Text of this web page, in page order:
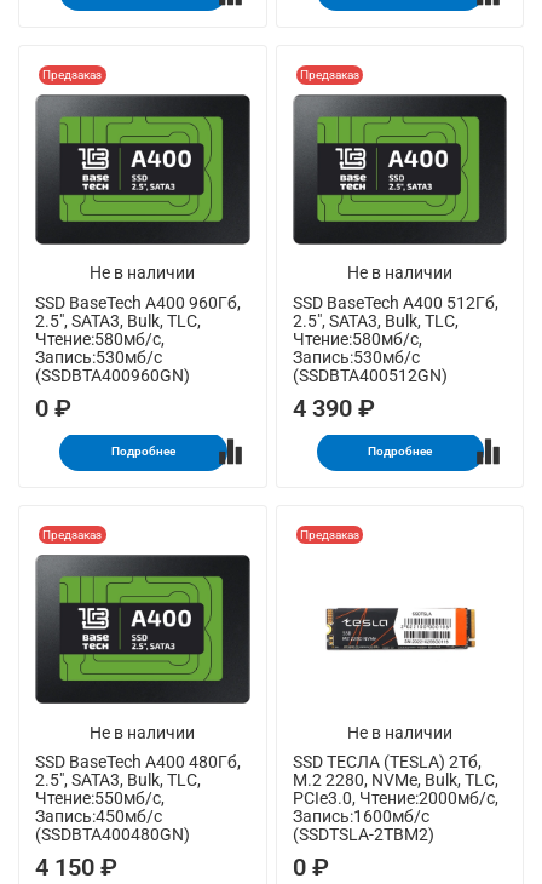
Не в наличии
Предзаказ
SSD BaseTech A400 960Гб,
2.5", SATA3, Bulk, TLC,
Чтение:580мб/с,
Запись:530мб/с
(SSDBTA400960GN)
0 ₽
Подробнее
Не в наличии
Предзаказ
SSD BaseTech A400 512Гб,
2.5", SATA3, Bulk, TLC,
Чтение:580мб/с,
Запись:530мб/с
(SSDBTA400512GN)
4 390 ₽
Подробнее
Не в наличии
Предзаказ
SSD BaseTech A400 480Гб,
2.5", SATA3, Bulk, TLC,
Чтение:550мб/с,
Запись:450мб/с
(SSDBTA400480GN)
4 150 ₽
Не в наличии
Предзаказ
SSD ТЕСЛА (TESLA) 2Тб,
M.2 2280, NVMe, Bulk, TLC,
PCIe3.0, Чтение:2000мб/с,
Запись:1600мб/с
(SSDTSLA-2TBM2)
0 ₽